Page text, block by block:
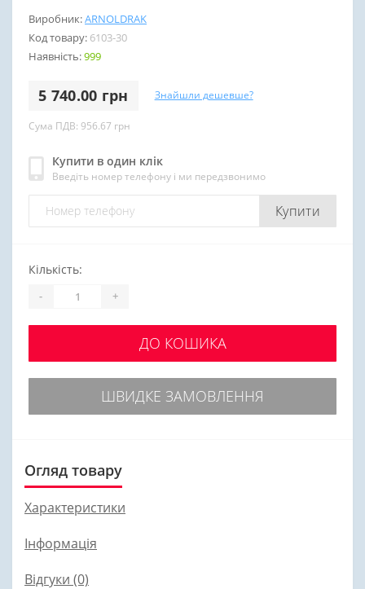
Виробник:ARNOLDRAK
Код товару: 6103-30
Наявність:999
5 740.00 грн Знайшли дешевше?
Сума ПДВ: 956.67 грн
Купити в один клік
Введіть номер телефону і ми передзвонимо
Купити
Кількість:
- +
ДО КОШИКА
ШВИДКЕ ЗАМОВЛЕННЯ
Огляд товару
Характеристики
Інформація
Відгуки (0)